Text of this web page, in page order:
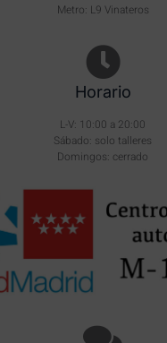
Metro: L9 Vinateros
Horario
L-V: 10:00 a 20:00
Sábado: solo talleres
Domingos: cerrado